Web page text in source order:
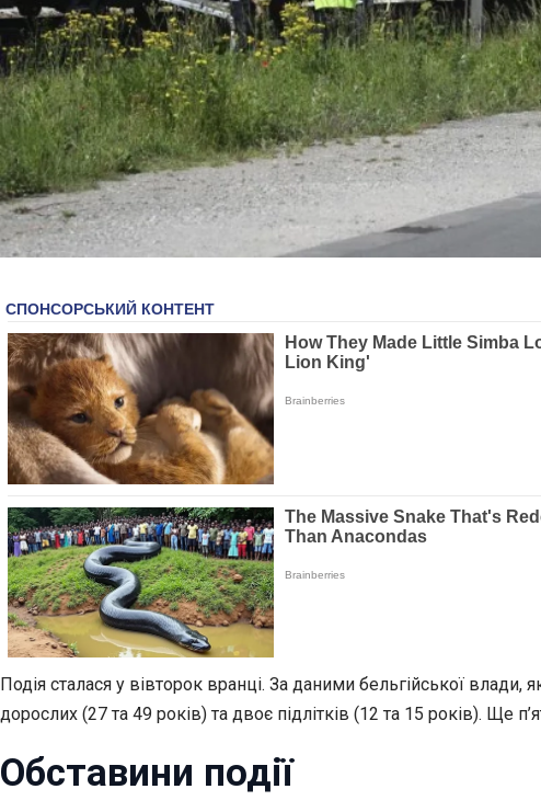
Подія сталася у вівторок вранці. За даними бельгійської влади,
дорослих (27 та 49 років) та двоє підлітків (12 та 15 років). Ще
Обставини події